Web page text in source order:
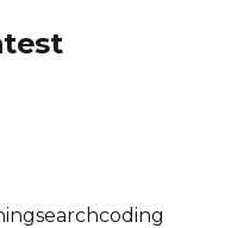
searchcoding